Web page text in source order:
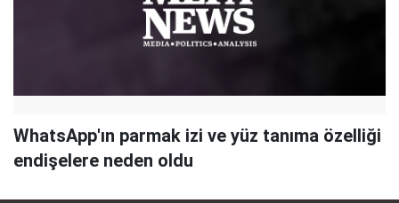
WhatsApp'ın parmak izi ve yüz tanıma özelliği
endişelere neden oldu